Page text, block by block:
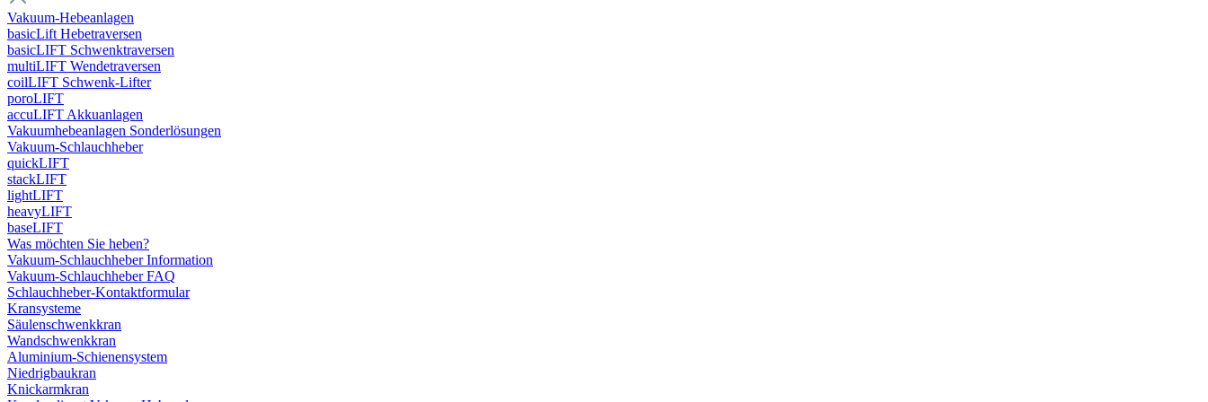
Vakuum-Hebeanlagen
basicLift Hebetraversen
basicLIFT Schwenktraversen
multiLIFT Wendetraversen
coilLIFT Schwenk-Lifter
poroLIFT
accuLIFT Akkuanlagen
Vakuumhebeanlagen Sonderlösungen
Vakuum-Schlauchheber
quickLIFT
stackLIFT
lightLIFT
heavyLIFT
baseLIFT
Was möchten Sie heben?
Vakuum-Schlauchheber Information
Vakuum-Schlauchheber FAQ
Schlauchheber-Kontaktformular
Kransysteme
Säulenschwenkkran
Wandschwenkkran
Aluminium-Schienensystem
Niedrigbaukran
Knickarmkran